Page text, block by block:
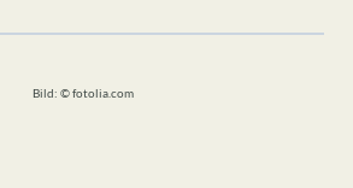
Bild: © fotolia.com